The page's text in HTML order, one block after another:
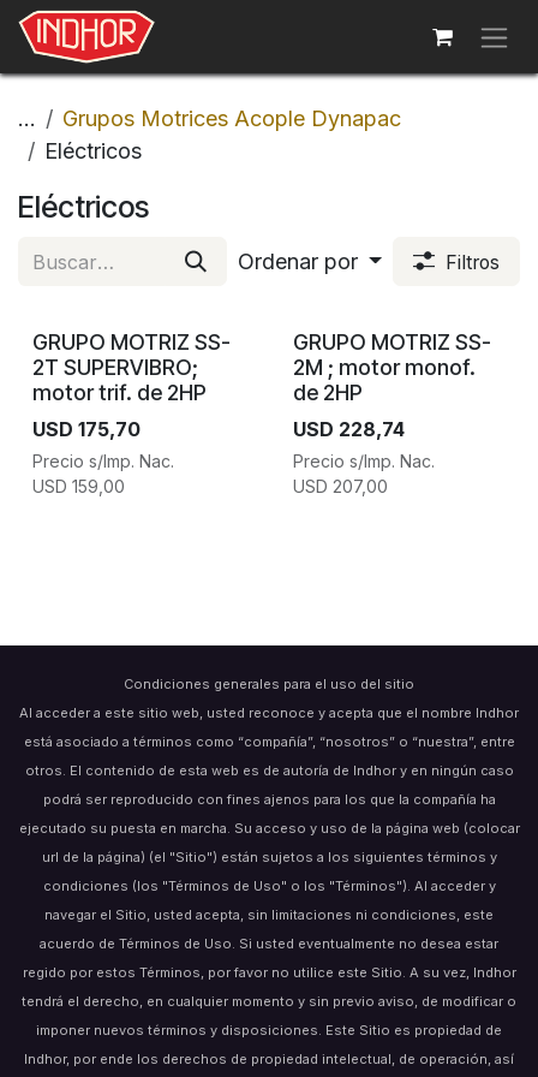
Ir al contenido
...
Grupos Motrices Acople Dynapac
Eléctricos
Eléctricos
Ordenar por Filtros
GRUPO MOTRIZ SS-
2T SUPERVIBRO;
motor trif. de 2HP
USD 175,70
Precio s/Imp. Nac.
USD 159,00
GRUPO MOTRIZ SS-
2M ; motor monof.
de 2HP
USD 228,74
Precio s/Imp. Nac.
USD 207,00
Condiciones generales para el uso del sitio
Al acceder a este sitio web, usted reconoce y acepta que el nombre Indhor
está asociado a términos como “compañía”, “nosotros” o “nuestra”, entre
otros. El contenido de esta web es de autoría de Indhor y en ningún caso
podrá ser reproducido con fines ajenos para los que la compañía ha
ejecutado su puesta en marcha. Su acceso y uso de la página web (colocar
url de la página) (el "Sitio") están sujetos a los siguientes términos y
condiciones (los "Términos de Uso" o los "Términos"). Al acceder y
navegar el Sitio, usted acepta, sin limitaciones ni condiciones, este
acuerdo de Términos de Uso. Si usted eventualmente no desea estar
regido por estos Términos, por favor no utilice este Sitio. A su vez, Indhor
tendrá el derecho, en cualquier momento y sin previo aviso, de modificar o
imponer nuevos términos y disposiciones. Este Sitio es propiedad de
Indhor, por ende los derechos de propiedad intelectual, de operación, así